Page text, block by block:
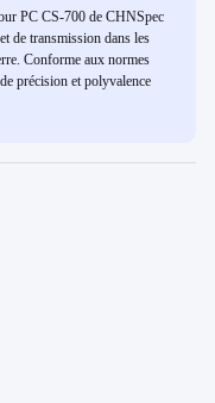
PC CS-700 de CHNSpec
de transmission dans les
Conforme aux normes
précision et polyvalence